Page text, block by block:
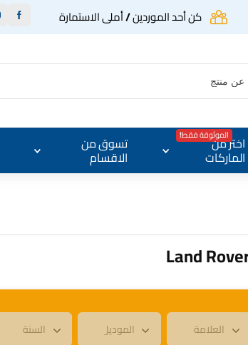
كن أحد الموردين / أملى الاستمارة
اختر من
الماركات
الموثوقة فقط! تسوق من
الاقسام
Land